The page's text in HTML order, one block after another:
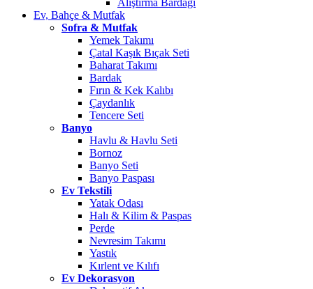
Ev, Bahçe & Mutfak
Sofra & Mutfak
Yemek Takımı
Çatal Kaşık Bıçak Seti
Baharat Takımı
Bardak
Fırın & Kek Kalıbı
Çaydanlık
Tencere Seti
Banyo
Havlu & Havlu Seti
Bornoz
Banyo Seti
Banyo Paspası
Ev Tekstili
Yatak Odası
Halı & Kilim & Paspas
Perde
Nevresim Takımı
Yastık
Kırlent ve Kılıfı
Ev Dekorasyon